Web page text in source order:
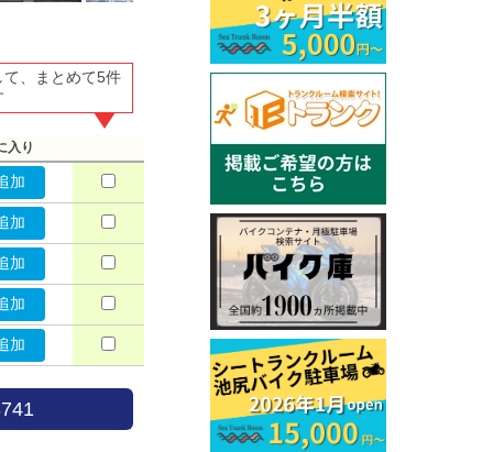
、まとめて5件
入り
加
加
加
加
加